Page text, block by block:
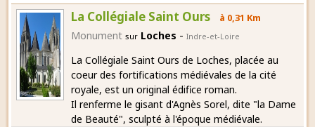
La Collégiale Saint Ours à 0,31 Km
Monument sur Loches -Indre-et-Loire
La Collégiale Saint Ours de Loches, placée au
coeur des fortifications médiévales de la cité
royale, est un original édifice roman.
Il renferme le gisant d'Agnès Sorel, dite "la Dame
de Beauté", sculpté à l'époque médiévale.